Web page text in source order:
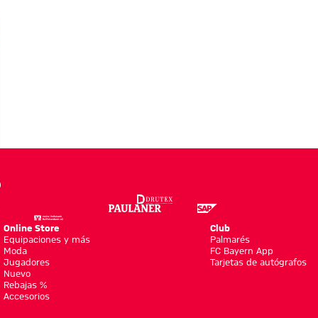
Online Store
Equipaciones y más
Moda
Jugadores
Nuevo
Rebajas %
Accesorios
Club
Palmarés
FC Bayern App
Tarjetas de autógrafos